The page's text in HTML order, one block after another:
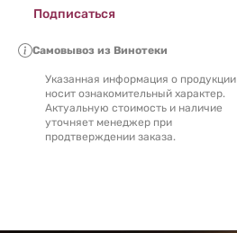
Подписаться
Самовывоз из Винотеки
Указанная информация о продукции
носит ознакомительный характер.
Актуальную стоимость и наличие
уточняет менеджер при
продтверждении заказа.